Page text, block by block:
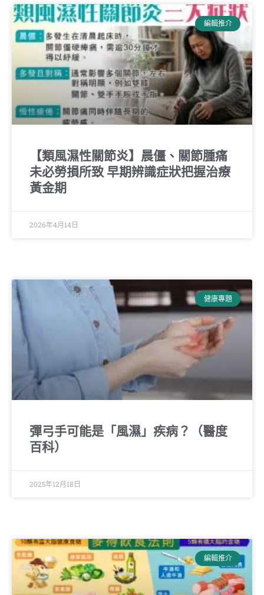
編輯推介
【類風濕性關節炎】晨僵、關節腫痛
未必勞損所致 早期辨識症狀把握治療
黃金期
2026年4月14日
健康專題
彈弓手可能是「風濕」疾病？（醫度
百科）
2025年12月18日
編輯推介